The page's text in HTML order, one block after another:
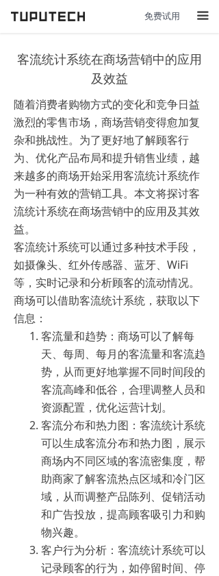
끀
免费试用
客流统计系统在商场营销中的应用
及效益
随着消费者购物方式的变化和竞争日益
激烈的零售市场，商场营销变得愈加复
杂和挑战性。为了更好地了解顾客行
为、优化产品布局和提升销售业绩，越
来越多的商场开始采用客流统计系统作
为一种有效的营销工具。本文将探讨客
流统计系统在商场营销中的应用及其效
益。
客流统计系统可以通过多种技术手段，
如摄像头、红外传感器、蓝牙、WiFi
等，实时记录和分析顾客的流动情况。
商场可以借助客流统计系统，获取以下
信息：
客流量和趋势：商场可以了解每
天、每周、每月的客流量和客流趋
势，从而更好地掌握不同时间段的
客流高峰和低谷，合理调整人员和
资源配置，优化运营计划。
客流分布和热力图：客流统计系统
可以生成客流分布和热力图，展示
商场内不同区域的客流密集度，帮
助商家了解客流热点区域和冷门区
域，从而调整产品陈列、促销活动
和广告投放，提高顾客吸引力和购
物兴趣。
客户行为分析：客流统计系统可以
记录顾客的行为，如停留时间、停